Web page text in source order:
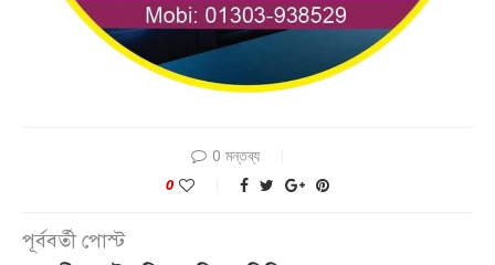
0 মন্তব্য
0
পূর্ববর্তী পোস্ট